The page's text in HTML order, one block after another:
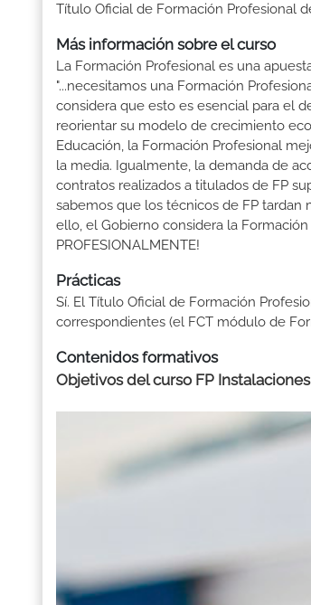
Título Oficial de Formación Profesional
Más información sobre el curso
La Formación Profesional es una
"...necesitamos una Formación
considera que esto es esencial para el
reorientar su modelo de crecimiento
Educación, la Formación Profesional
la media. Igualmente, la demanda de
contratos realizados a titulados de FP
sabemos que los técnicos de FP
ello, el Gobierno considera la Formación
PROFESIONALMENTE!
Prácticas
Sí. El Título Oficial de Formación
correspondientes (el FCT módulo de
Contenidos formativos
Objetivos del curso FP